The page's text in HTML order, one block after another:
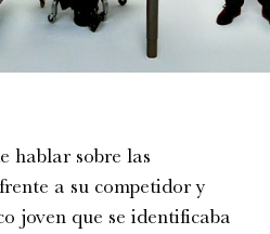
hablar sobre las
a su competidor y
joven que se identificaba